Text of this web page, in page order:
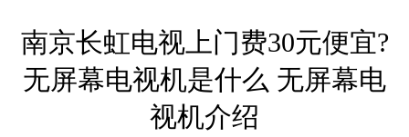
南京长虹电视上门费30元便宜?
无屏幕电视机是什么 无屏幕电
视机介绍